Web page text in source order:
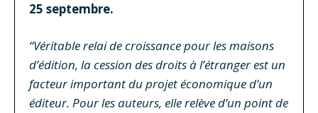
25 septembre.
“Véritable relai de croissance pour les maisons
d’édition, la cession des droits à l’étranger est un
facteur important du projet économique d’un
éditeur. Pour les auteurs, elle relève d’un point de